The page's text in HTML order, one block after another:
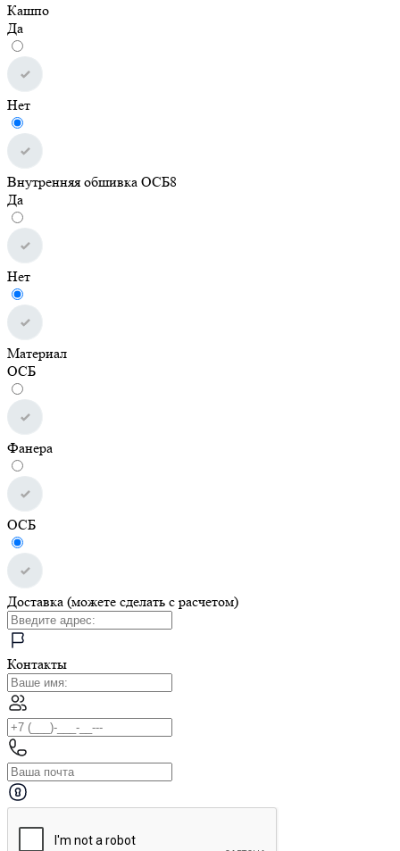
Кашпо
Да
Нет
Внутренняя обшивка ОСБ8
Да
Нет
Материал
ОСБ
Фанера
ОСБ
Доставка (можете сделать с расчетом)
Контакты